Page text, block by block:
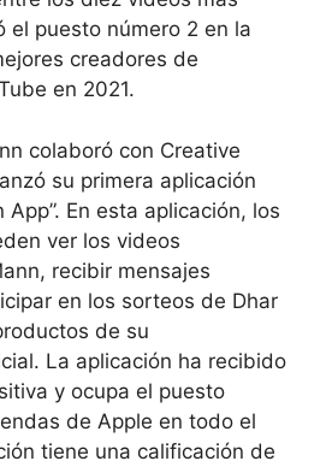
el puesto número 2 en la
creadores de
en 2021.
colaboró con Creative
su primera aplicación
App”. En esta aplicación, los
ver los videos
recibir mensajes
en los sorteos de Dhar
de su
La aplicación ha recibido
y ocupa el puesto
de Apple en todo el
tiene una calificación de